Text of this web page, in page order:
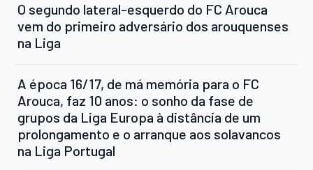
O segundo lateral-esquerdo do FC Arouca
vem do primeiro adversário dos arouquenses
na Liga
A época 16/17, de má memória para o FC
Arouca, faz 10 anos: o sonho da fase de
grupos da Liga Europa à distância de um
prolongamento e o arranque aos solavancos
na Liga Portugal